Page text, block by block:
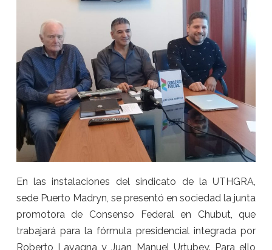
En las instalaciones del sindicato de la UTHGRA,
sede Puerto Madryn, se presentó en sociedad la junta
promotora de Consenso Federal en Chubut, que
trabajará para la fórmula presidencial integrada por
Roberto Lavagna y Juan Manuel Urtubey. Para ello